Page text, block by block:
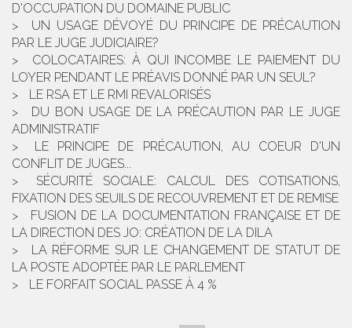
D'OCCUPATION DU DOMAINE PUBLIC
UN USAGE DÉVOYÉ DU PRINCIPE DE PRÉCAUTION
PAR LE JUGE JUDICIAIRE?
COLOCATAIRES: À QUI INCOMBE LE PAIEMENT DU
LOYER PENDANT LE PRÉAVIS DONNÉ PAR UN SEUL?
LE RSA ET LE RMI REVALORISÉS
DU BON USAGE DE LA PRÉCAUTION PAR LE JUGE
ADMINISTRATIF
LE PRINCIPE DE PRÉCAUTION, AU COEUR D'UN
CONFLIT DE JUGES...
SÉCURITÉ SOCIALE: CALCUL DES COTISATIONS,
FIXATION DES SEUILS DE RECOUVREMENT ET DE REMISE
FUSION DE LA DOCUMENTATION FRANÇAISE ET DE
LA DIRECTION DES JO: CRÉATION DE LA DILA
LA RÉFORME SUR LE CHANGEMENT DE STATUT DE
LA POSTE ADOPTÉE PAR LE PARLEMENT
LE FORFAIT SOCIAL PASSE À 4 %